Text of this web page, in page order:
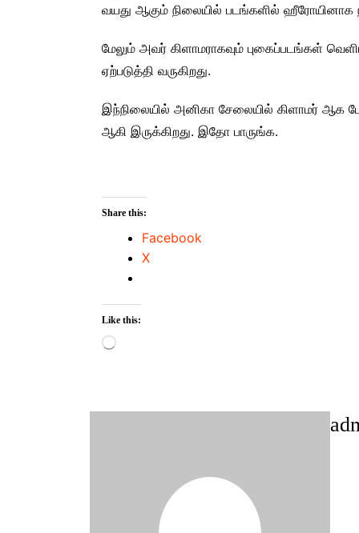
வயது ஆகும் நிலையில் படங்களில் ஹீரோயினாக
மேலும் அவர் கிளாமராகவும் புகைப்படங்கள்
ஏற்படுத்தி வருகிறது.
இந்நிலையில் அனிகா சேலையில் கிளாமர் ஆக
ஆகி இருக்கிறது. இதோ பாருங்க.
Share this:
Facebook
X
Like this:
Loading…